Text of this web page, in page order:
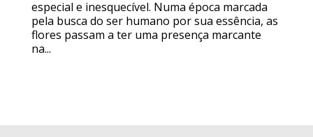
especial e inesquecível. Numa época marcada
pela busca do ser humano por sua essência, as
flores passam a ter uma presença marcante
na...